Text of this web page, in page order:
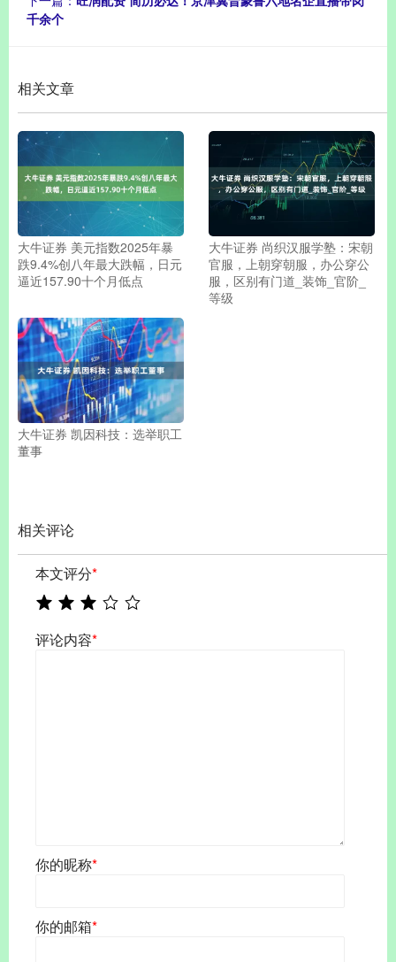
千余个
相关文章
大牛证券 美元指数2025年暴
跌9.4%创八年最大跌幅，日元
逼近157.90十个月低点
大牛证券 尚织汉服学塾：宋朝
官服，上朝穿朝服，办公穿公
服，区别有门道_装饰_官阶_
等级
大牛证券 凯因科技：选举职工
董事
相关评论
本文评分*
评论内容*
你的昵称*
你的邮箱*